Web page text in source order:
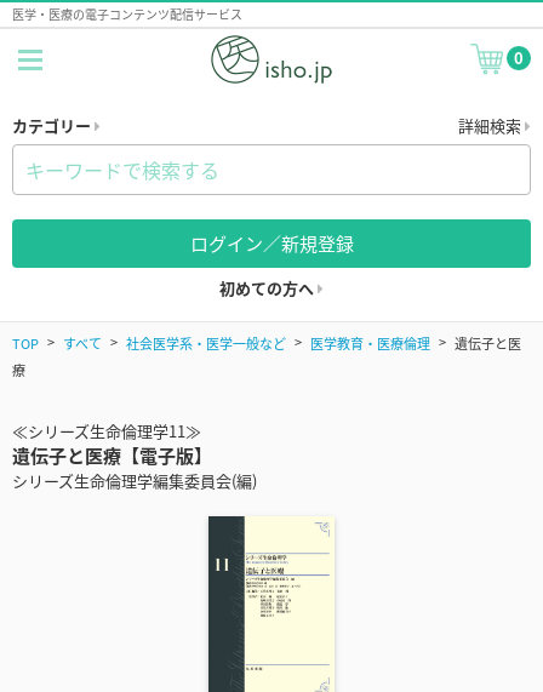
医学・医療の電子コンテンツ配信サービス
0
カテゴリー 詳細検索
ログイン／新規登録
初めての方へ
TOP すべて 社会医学系・医学一般など 医学教育・医療倫理
遺伝子と医
療
≪シリーズ生命倫理学11≫
遺伝子と医療【電子版】
シリーズ生命倫理学編集委員会(編)